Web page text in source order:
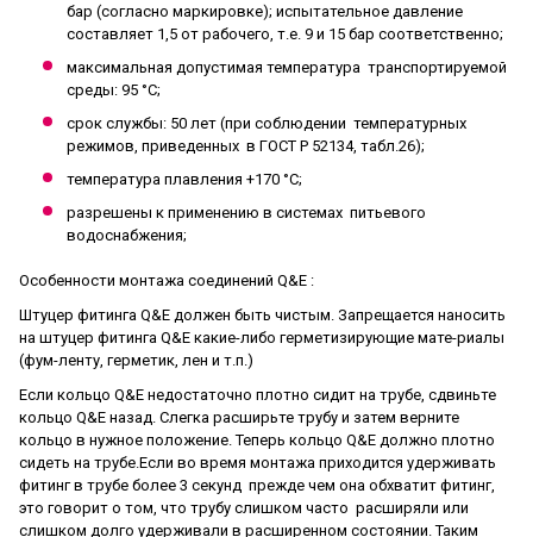
бар (согласно маркировке); испытательное давление
составляет 1,5 от рабочего, т.е. 9 и 15 бар соответственно;
максимальная допустимая температура транспортируемой
среды: 95 °С;
срок службы: 50 лет (при соблюдении температурных
режимов, приведенных в ГОСТ Р 52134, табл.26);
температура плавления +170 °C;
разрешены к применению в системах питьевого
водоснабжения;
Особенности монтажа соединений Q&E :
Штуцер фитинга Q&E должен быть чистым. Запрещается наносить
на штуцер фитинга Q&E какие-либо герметизирующие мате-риалы
(фум-ленту, герметик, лен и т.п.)
Если кольцо Q&E недостаточно плотно сидит на трубе, сдвиньте
кольцо Q&E назад. Слегка расширьте трубу и затем верните
кольцо в нужное положение. Теперь кольцо Q&E должно плотно
сидеть на трубе.Если во время монтажа приходится удерживать
фитинг в трубе более 3 секунд прежде чем она обхватит фитинг,
это говорит о том, что трубу слишком часто расширяли или
слишком долго удерживали в расширенном состоянии. Таким